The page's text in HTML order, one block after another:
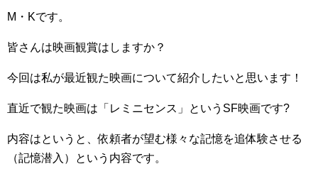
M・Kです。
皆さんは映画観賞はしますか？
今回は私が最近観た映画について紹介したいと思います！
直近で観た映画は「レミニセンス」というSF映画です?
内容はというと、依頼者が望む様々な記憶を追体験させる
（記憶潜入）という内容です。